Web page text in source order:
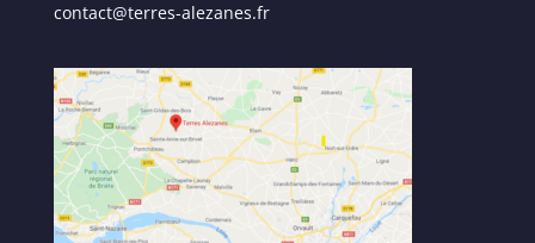
contact@terres-alezanes.fr